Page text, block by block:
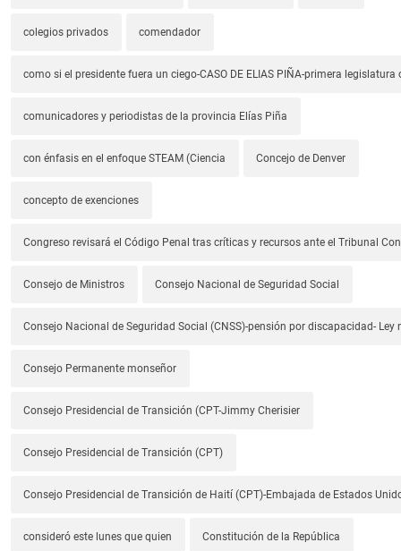
colegios privados comendador
como si el presidente fuera un ciego-CASO DE ELIAS PIÑA-primera legislatura
comunicadores y periodistas de la provincia Elías Piña
con énfasis en el enfoque STEAM (Ciencia Concejo de Denver
concepto de exenciones
Congreso revisará el Código Penal tras críticas y recursos ante el Tribunal
Consejo de Ministros Consejo Nacional de Seguridad Social
Consejo Nacional de Seguridad Social (CNSS)-pensión por discapacidad- Ley
Consejo Permanente monseñor
Consejo Presidencial de Transición (CPT-Jimmy Cherisier
Consejo Presidencial de Transición (CPT)
Consejo Presidencial de Transición de Haití (CPT)-Embajada de Estados
consideró este lunes que quien Constitución de la República